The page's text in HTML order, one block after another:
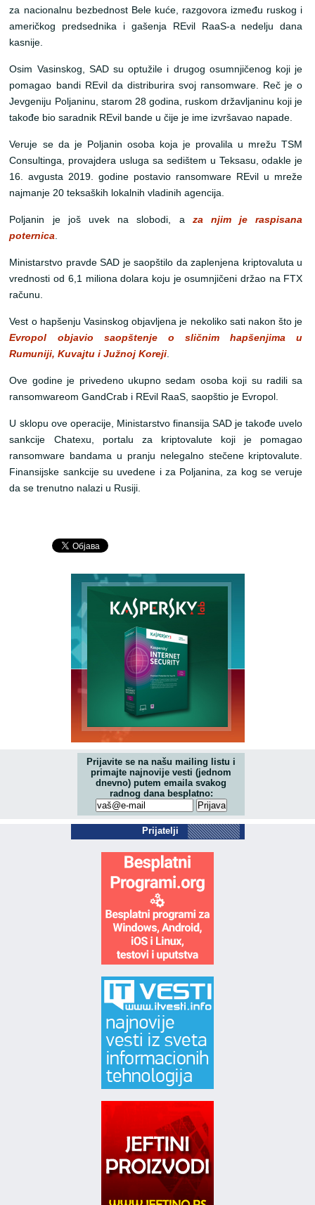
za nacionalnu bezbednost Bele kuće, razgovora između ruskog i
američkog predsednika i gašenja REvil RaaS-a nedelju dana
kasnije.
Osim Vasinskog, SAD su optužile i drugog osumnjičenog koji je
pomagao bandi REvil da distriburira svoj ransomware. Reč je o
Jevgeniju Poljaninu, starom 28 godina, ruskom državljaninu koji je
takođe bio saradnik REvil bande u čije je ime izvršavao napade.
Veruje se da je Poljanin osoba koja je provalila u mrežu TSM
Consultinga, provajdera usluga sa sedištem u Teksasu, odakle je
16. avgusta 2019. godine postavio ransomware REvil u mreže
najmanje 20 teksaških lokalnih vladinih agencija.
Poljanin je još uvek na slobodi, a za njim je raspisana
poternica.
Ministarstvo pravde SAD je saopštilo da zaplenjena kriptovaluta u
vrednosti od 6,1 miliona dolara koju je osumnjičeni držao na FTX
računu.
Vest o hapšenju Vasinskog objavljena je nekoliko sati nakon što je
Evropol objavio saopštenje o sličnim hapšenjima u
Rumuniji, Kuvajtu i Južnoj Koreji.
Ove godine je privedeno ukupno sedam osoba koji su radili sa
ransomwareom GandCrab i REvil RaaS, saopštio je Evropol.
U sklopu ove operacije, Ministarstvo finansija SAD je takođe uvelo
sankcije Chatexu, portalu za kriptovalute koji je pomagao
ransomware bandama u pranju nelegalno stečene kriptovalute.
Finansijske sankcije su uvedene i za Poljanina, za kog se veruje
da se trenutno nalazi u Rusiji.
Prijavite se na našu mailing listu i
primajte najnovije vesti (jednom
dnevno) putem emaila svakog
radnog dana besplatno:
Prijatelji